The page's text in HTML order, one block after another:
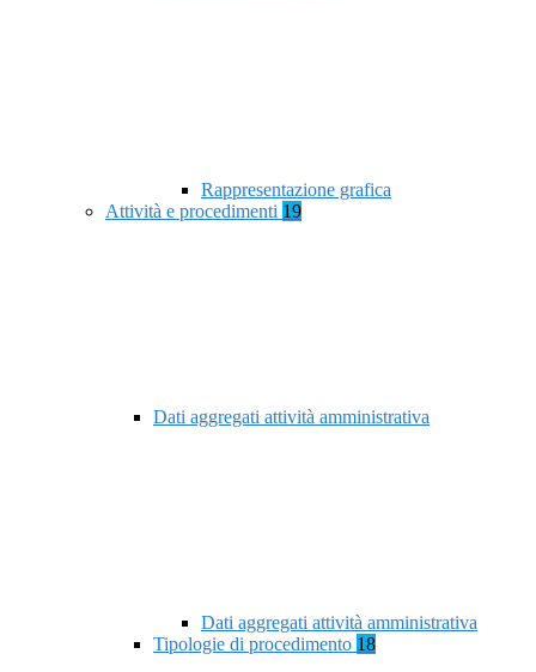
Rappresentazione grafica
Attività e procedimenti 19
Dati aggregati attività amministrativa
Dati aggregati attività amministrativa
Tipologie di procedimento 18